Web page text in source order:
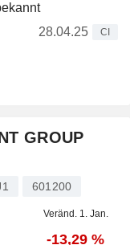
28.04.25
CI
GROUP
601200
Veränd. 1. Jan.
-13,29 %